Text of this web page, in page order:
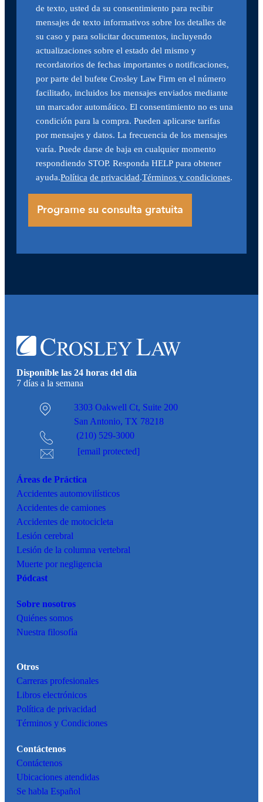
de texto, usted da su consentimiento para recibir
mensajes de texto informativos sobre los detalles de
su caso y para solicitar documentos, incluyendo
actualizaciones sobre el estado del mismo y
recordatorios de fechas importantes o notificaciones,
por parte del bufete Crosley Law Firm en el número
facilitado, incluidos los mensajes enviados mediante
un marcador automático. El consentimiento no es una
condición para la compra. Pueden aplicarse tarifas
por mensajes y datos. La frecuencia de los mensajes
varía. Puede darse de baja en cualquier momento
respondiendo STOP. Responda HELP para obtener
ayuda.Política de privacidad.Términos y condiciones.
Disponible las 24 horas del día
7 días a la semana
3303 Oakwell Ct, Suite 200
San Antonio, TX 78218
(210) 529-3000
[email protected]
Áreas de Práctica
Accidentes automovilísticos
Accidentes de camiones
Accidentes de motocicleta
Lesión cerebral
Lesión de la columna vertebral
Muerte por negligencia
Pódcast
Sobre nosotros
Quiénes somos
Nuestra filosofía
Otros
Carreras profesionales
Libros electrónicos
Política de privacidad
Términos y Condiciones
Contáctenos
Contáctenos
Ubicaciones atendidas
Se habla Español